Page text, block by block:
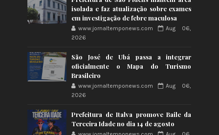
isolada e faz atualização sobre exames
em investigação de febre maculosa
www.jornaltemponews.com
Aug 06,
2026
São José de Ubá passa a integrar
oficialmente o Mapa do Turismo
Brasileiro
www.jornaltemponews.com
Aug 06,
2026
Prefeitura de Italva promove Baile da
Terceira Idade no dia 14 de agosto